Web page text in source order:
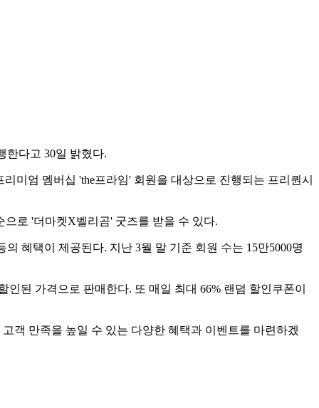
한다고 30일 밝혔다.
미엄 멤버십 'the프라임' 회원을 대상으로 진행되는 프리퀀시
로 '더마켓X벨리곰' 굿즈를 받을 수 있다.
혜택이 제공된다. 지난 3월 말 기준 회원 수는 15만5000명
된 가격으로 판매한다. 또 매일 최대 66% 랜덤 할인쿠폰이
객 만족을 높일 수 있는 다양한 혜택과 이벤트를 마련하겠